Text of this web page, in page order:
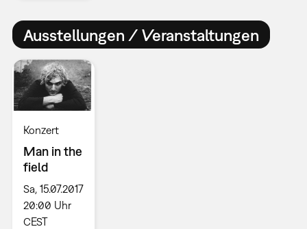
Ausstellungen / Veranstaltungen
Konzert
Man in the
field
Sa, 15.07.2017
20:00 Uhr
CEST